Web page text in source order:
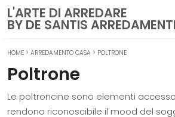
L'ARTE DI ARREDARE
BY DE SANTIS ARREDAMENTI
HOME > ARREDAMENTO CASA > POLTRONE
Poltrone
Le poltroncine sono elementi
rendono riconoscibile il mood del